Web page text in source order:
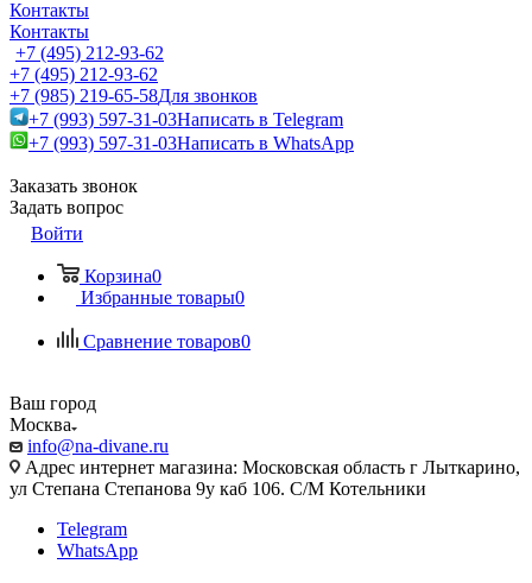
Контакты
Контакты
+7 (495) 212-93-62
+7 (495) 212-93-62
+7 (985) 219-65-58Для звонков
+7 (993) 597-31-03Написать в Telegram
+7 (993) 597-31-03Написать в WhatsApp
Заказать звонок
Задать вопрос
Войти
Корзина0
Избранные товары0
Сравнение товаров0
Ваш город
Москва
info@na-divane.ru
Адрес интернет магазина: Московская область г Лыткарино,
ул Степана Степанова 9у каб 106. С/М Котельники
Telegram
WhatsApp